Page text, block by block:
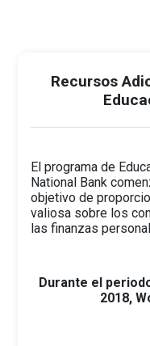
Recursos
El programa de
National Bank
objetivo de
valiosa sobre los
las finanzas
Durante el
2018,